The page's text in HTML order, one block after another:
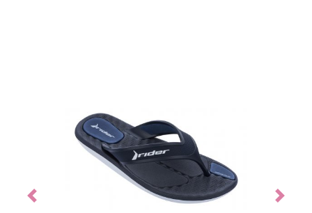
Previous Next